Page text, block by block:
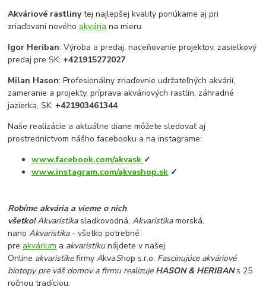
Akváriové rastlinytej najlepšej kvality ponúkame aj pri
zriaďovaní nového akvária na mieru.
Igor Heriban: Výroba a predaj, naceňovanie projektov, zasielkový
predaj pre SK: +421915272027
Milan Hason: Profesionálny zriaďovnie udržateľných akvárií,
zameranie a projekty, príprava akváriových rastlín, záhradné
jazierka, SK: +421903461344
Naše realizácie a aktuálne diane môžete sledovať aj
prostredníctvom nášho facebooku a na instagrame:
www.facebook.com/akvask ✓
www.instagram.com/akvashop.sk ✓
Robíme akvária a vieme o nich
všetko!Akvaristikasladkovodná,Akvaristikamorská,
nanoAkvaristika- všetko potrebné
pre akvárium a akvaristikunájdete v našej
Online akvaristikefirmyAkvaShop s.r.o. Fascinujúce akváriové
biotopy pre váš domov a firmu realizuje HASON & HERIBANs 25
ročnou tradíciou.